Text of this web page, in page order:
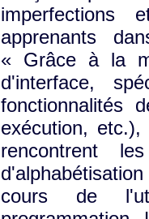
imperfections
apprenants
« Grâce à la
d'interface,
fonctionnalités
exécution,
rencontrent
cours de